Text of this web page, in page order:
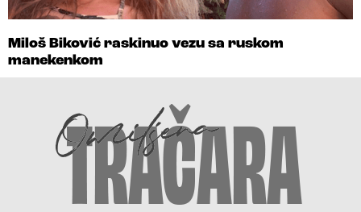
Miloš Biković raskinuo vezu sa ruskom
manekenkom